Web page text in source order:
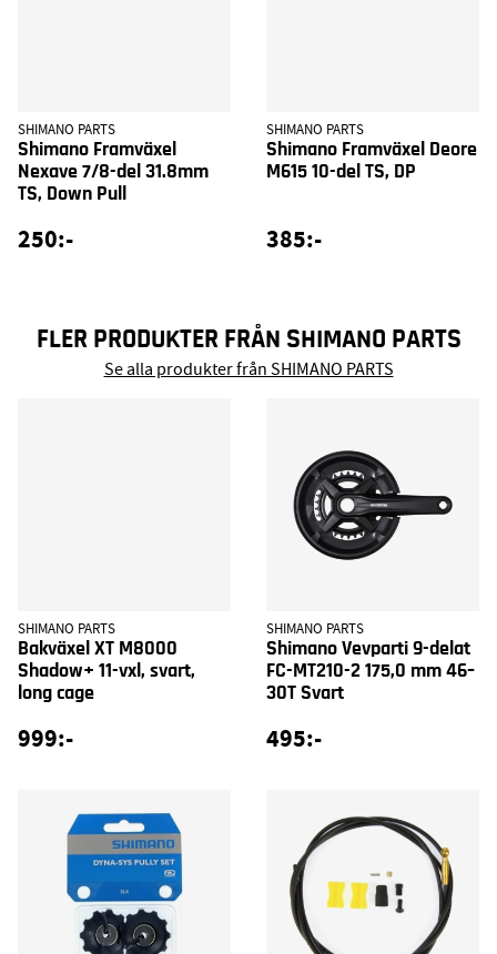
SHIMANO PARTS
Shimano Framväxel
Nexave 7/8-del 31.8mm
TS, Down Pull
250:-
SHIMANO PARTS
Shimano Framväxel Deore
M615 10-del TS, DP
385:-
FLER PRODUKTER FRÅN SHIMANO PARTS
Se alla produkter från SHIMANO PARTS
SHIMANO PARTS
Bakväxel XT M8000
Shadow+ 11-vxl, svart,
long cage
999:-
SHIMANO PARTS
Shimano Vevparti 9-delat
FC-MT210-2 175,0 mm 46–
30T Svart
495:-